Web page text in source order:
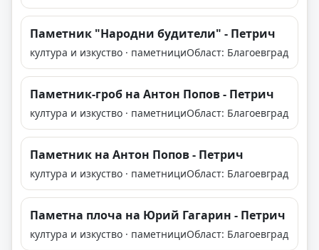
Паметник "Народни будители" - Петрич
култура и изкуство · паметнициОбласт: Благоевград
Паметник-гроб на Антон Попов - Петрич
култура и изкуство · паметнициОбласт: Благоевград
Паметник на Антон Попов - Петрич
култура и изкуство · паметнициОбласт: Благоевград
Паметна плоча на Юрий Гагарин - Петрич
култура и изкуство · паметнициОбласт: Благоевград